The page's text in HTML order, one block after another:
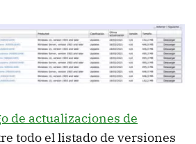
de actualizaciones de
todo el listado de versiones